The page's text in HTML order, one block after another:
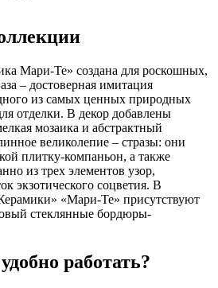
Мари-Те» создана для роскошных,
– достоверная имитация
из самых ценных природных
отделки. В декор добавлены
мозаика и абстрактный
великолепие – стразы: они
плитку-компаньон, а также
из трех элементов узор,
экзотического соцветия. В
«Мари-Те» присутствуют
стеклянные бордюры-
работать?